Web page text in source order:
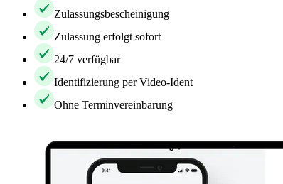
Zulassungsbescheinigung
Zulassung erfolgt sofort
24/7 verfügbar
Identifizierung per Video-Ident
Ohne Terminvereinbarung